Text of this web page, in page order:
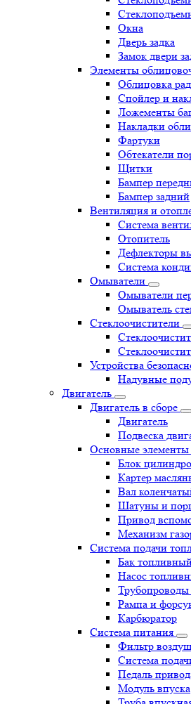
Окна
Дверь задка
Замок двери
Элементы
Облицовка
Спойлер и
Ложементы
Накладки
Фартуки
Обтекатели
Щитки
Бампер
Бампер задний
Вентиляция и
Система
Отопитель
Дефлекторы
Система
Омыватели
Омыватели
Омыватель
Стеклоочистители
Устройства
Надувные
Двигатель
Двигатель в сборе
Двигатель
Подвеска
Основные элементы
Блок
Картер
Вал
Шатуны и
Привод
Механизм
Система подачи
Бак
Насос
Рампа и
Карбюратор
Система питания
Фильтр
Система
Педаль
Модуль впуска